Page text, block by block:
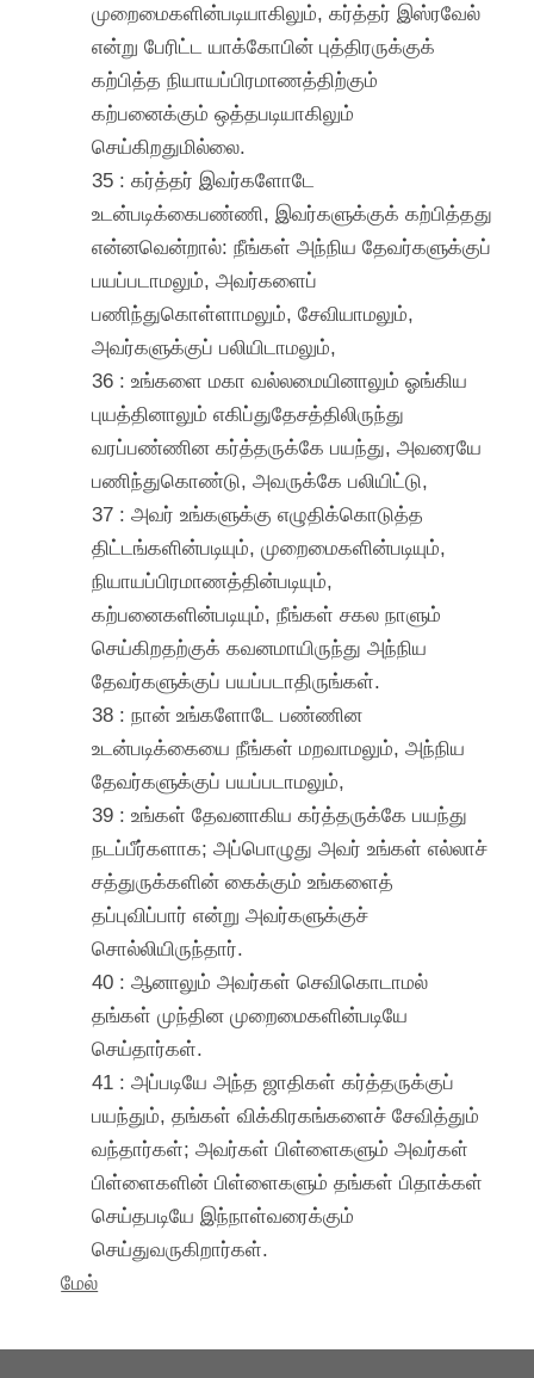
முறைமைகளின்படியாகிலும், கர்த்தர் இஸ்ரவேல்
என்று பேரிட்ட யாக்கோபின் புத்திரருக்குக்
கற்பித்த நியாயப்பிரமாணத்திற்கும்
கற்பனைக்கும் ஒத்தபடியாகிலும்
செய்கிறதுமில்லை.
35 : கர்த்தர் இவர்களோடே
உடன்படிக்கைபண்ணி, இவர்களுக்குக் கற்பித்தது
என்னவென்றால்: நீங்கள் அந்நிய தேவர்களுக்குப்
பயப்படாமலும், அவர்களைப்
பணிந்துகொள்ளாமலும், சேவியாமலும்,
அவர்களுக்குப் பலியிடாமலும்,
36 : உங்களை மகா வல்லமையினாலும் ஓங்கிய
புயத்தினாலும் எகிப்துதேசத்திலிருந்து
வரப்பண்ணின கர்த்தருக்கே பயந்து, அவரையே
பணிந்துகொண்டு, அவருக்கே பலியிட்டு,
37 : அவர் உங்களுக்கு எழுதிக்கொடுத்த
திட்டங்களின்படியும், முறைமைகளின்படியும்,
நியாயப்பிரமாணத்தின்படியும்,
கற்பனைகளின்படியும், நீங்கள் சகல நாளும்
செய்கிறதற்குக் கவனமாயிருந்து அந்நிய
தேவர்களுக்குப் பயப்படாதிருங்கள்.
38 : நான் உங்களோடே பண்ணின
உடன்படிக்கையை நீங்கள் மறவாமலும், அந்நிய
தேவர்களுக்குப் பயப்படாமலும்,
39 : உங்கள் தேவனாகிய கர்த்தருக்கே பயந்து
நடப்பீர்களாக; அப்பொழுது அவர் உங்கள் எல்லாச்
சத்துருக்களின் கைக்கும் உங்களைத்
தப்புவிப்பார் என்று அவர்களுக்குச்
சொல்லியிருந்தார்.
40 : ஆனாலும் அவர்கள் செவிகொடாமல்
தங்கள் முந்தின முறைமைகளின்படியே
செய்தார்கள்.
41 : அப்படியே அந்த ஜாதிகள் கர்த்தருக்குப்
பயந்தும், தங்கள் விக்கிரகங்களைச் சேவித்தும்
வந்தார்கள்; அவர்கள் பிள்ளைகளும் அவர்கள்
பிள்ளைகளின் பிள்ளைகளும் தங்கள் பிதாக்கள்
செய்தபடியே இந்நாள்வரைக்கும்
செய்துவருகிறார்கள்.
மேல்